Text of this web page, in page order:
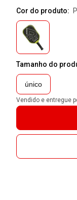
Cor do produto:
Tamanho do
único
Vendido e entregue